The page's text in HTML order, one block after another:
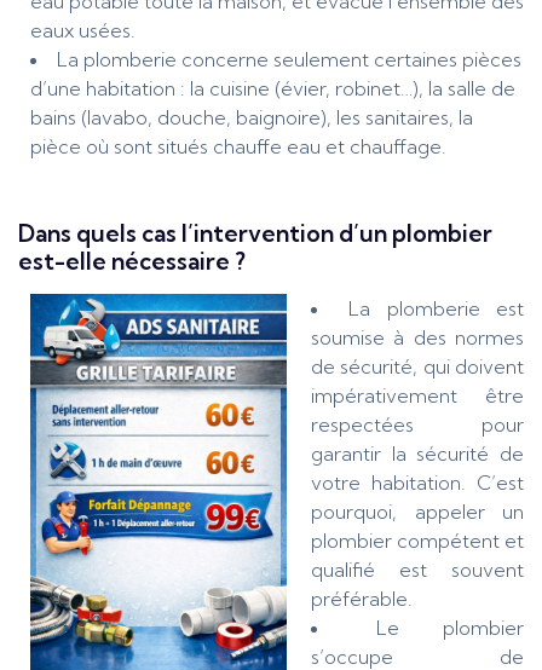
eaux usées.
La plomberie concerne seulement certaines pièces
d’une habitation : la cuisine (évier, robinet…), la salle de
bains (lavabo, douche, baignoire), les sanitaires, la
pièce où sont situés chauffe eau et chauffage.
Dans quels cas l’intervention d’un plombier
est-elle nécessaire ?
La plomberie est
soumise à des normes
de sécurité, qui doivent
impérativement être
respectées pour
garantir la sécurité de
votre habitation. C’est
pourquoi, appeler un
plombier compétent et
qualifié est souvent
préférable.
Le plombier
s’occupe de